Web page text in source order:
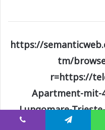
https://
tm/
r=https://
Apartment-mit-
Lungomare-